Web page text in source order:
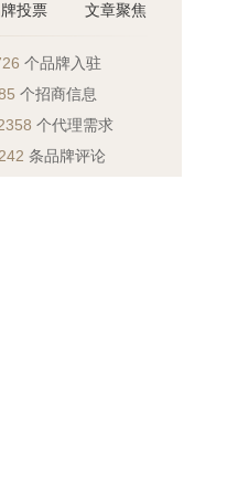
投票 文章聚焦
个品牌入驻
个招商信息
个代理需求
条品牌评论